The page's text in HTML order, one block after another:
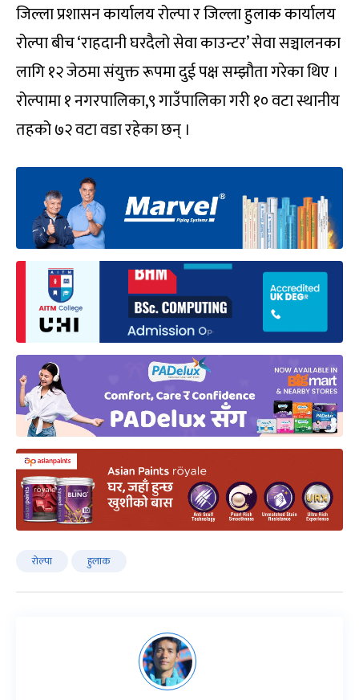
जिल्ला प्रशासन कार्यालय रोल्पा र जिल्ला हुलाक कार्यालय
रोल्पा बीच ‘राहदानी घरदैलो सेवा काउन्टर’ सेवा सञ्चालनका
लागि १२ जेठमा संयुक्त रूपमा दुई पक्ष सम्झौता गरेका थिए ।
रोल्पामा १ नगरपालिका,९ गाउँपालिका गरी १० वटा स्थानीय
तहको ७२ वटा वडा रहेका छन् ।
रोल्पा हुलाक